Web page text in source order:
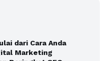
dari Cara Anda
Marketing